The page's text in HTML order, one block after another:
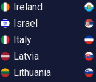
Ireland
Israel
Italy
Latvia
Lithuania